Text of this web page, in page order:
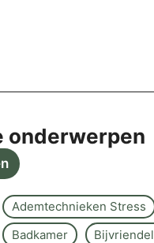
onderwerpen
Ademtechnieken Stress
Badkamer